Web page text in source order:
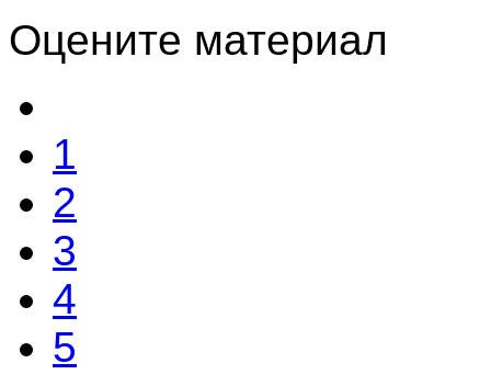
Оцените материал
1
2
3
4
5